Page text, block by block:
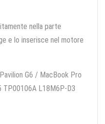
nella parte
e lo inserisce nel motore
G6 / MacBook Pro
TP00106A L18M6P-D3